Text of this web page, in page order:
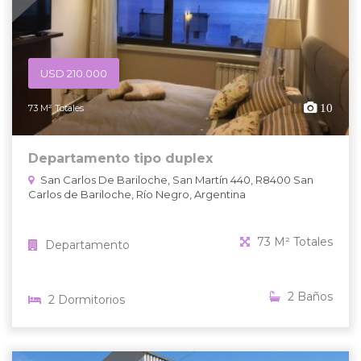
USD 210.000
73 M² Totales 10
Departamento tipo duplex
San Carlos De Bariloche, San Martín 440, R8400 San
Carlos de Bariloche, Río Negro, Argentina
Departamento 73 M² Totales
2 Dormitorios 2 Baños